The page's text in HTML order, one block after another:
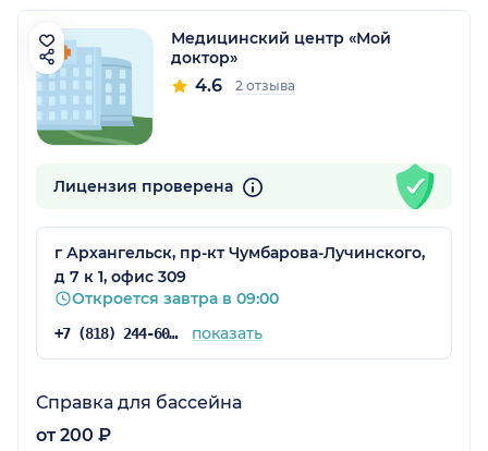
Медицинский центр «Мой
доктор»
4.6 2 отзыва
Лицензия проверена
г Архангельск, пр-кт Чумбарова-Лучинского,
д 7 к 1, офис 309
Откроется завтра в 09:00
+7 (818) 244-60-06 показать
Справка для бассейна
от 200 ₽